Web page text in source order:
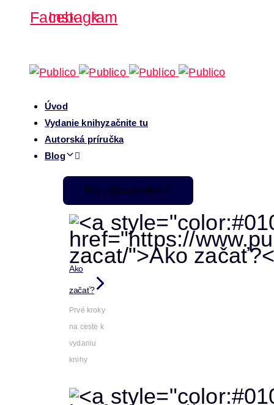
Facebook
Instagram
Úvod
Vydanie knihyzačnite tu
Autorská príručka
Blog
Pre začiatočníkov
Ako
začať?
Prvé kroky
na ceste k
vydaniu
knihy